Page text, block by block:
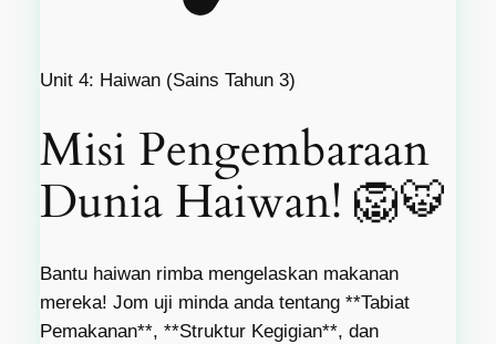
Unit 4: Haiwan (Sains Tahun 3)
Misi Pengembaraan
Dunia Haiwan! 🦁🐯
Bantu haiwan rimba mengelaskan makanan
mereka! Jom uji minda anda tentang **Tabiat
Pemakanan**, **Struktur Kegigian**, dan